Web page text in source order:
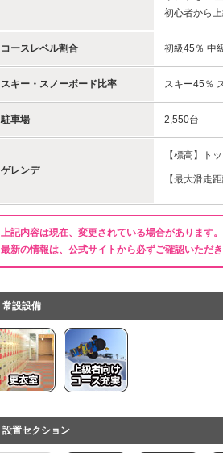
初心者から
コースレベル割合 初級45％ 中
スキー・スノーボード比率 スキー45％
駐車場 2,550台
ゲレンデ
【標高】
【最大滑走
上記内容は現在、変更されている場合があります。
最新の情報は、公式サイトから必ずご確認いただ
常設設備
設置セクション